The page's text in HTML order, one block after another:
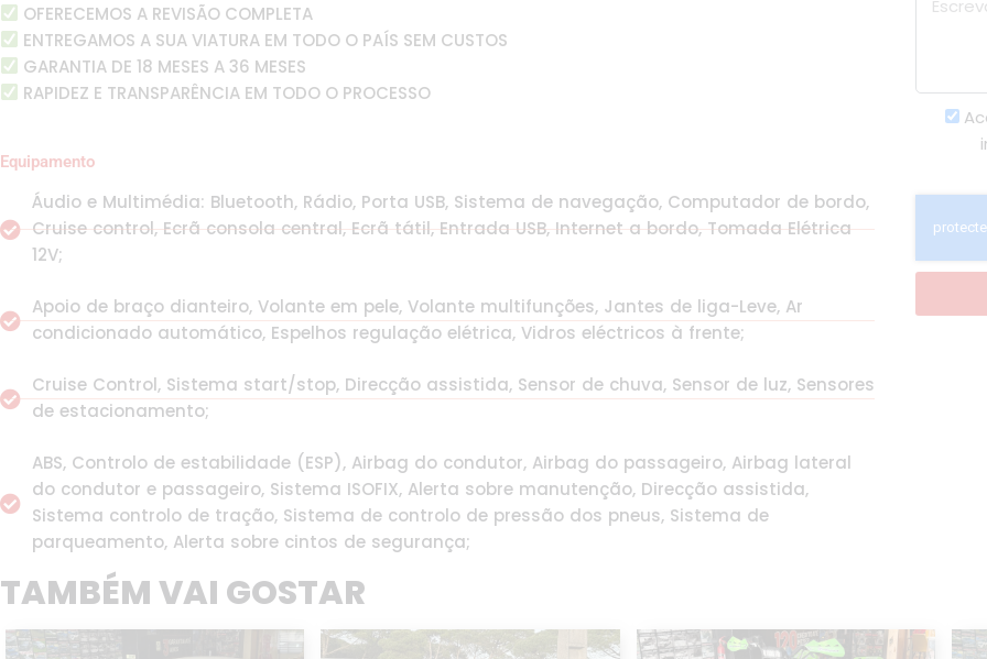
OFERECEMOS A REVISÃO COMPLETA
ENTREGAMOS A SUA VIATURA EM TODO O PAÍS SEM CUSTOS
GARANTIA DE 18 MESES A 36 MESES
RAPIDEZ E TRANSPARÊNCIA EM TODO O PROCESSO
Equipamento
Áudio e Multimédia: Bluetooth, Rádio, Porta USB, Sistema de navegação, Computador de bordo,
Cruise control, Ecrã consola central, Ecrã tátil, Entrada USB, Internet a bordo, Tomada Elétrica
12V;
Apoio de braço dianteiro, Volante em pele, Volante multifunções, Jantes de liga-Leve, Ar
condicionado automático, Espelhos regulação elétrica, Vidros eléctricos à frente;
Cruise Control, Sistema start/stop, Direcção assistida, Sensor de chuva, Sensor de luz, Sensores
de estacionamento;
ABS, Controlo de estabilidade (ESP), Airbag do condutor, Airbag do passageiro, Airbag lateral
do condutor e passageiro, Sistema ISOFIX, Alerta sobre manutenção, Direcção assistida,
Sistema controlo de tração, Sistema de controlo de pressão dos pneus, Sistema de
parqueamento, Alerta sobre cintos de segurança;
TAMBÉM VAI GOSTAR